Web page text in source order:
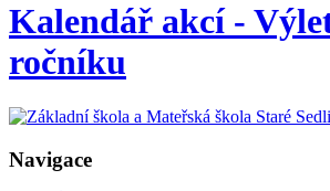
Kalendář akcí -
ročníku
Navigace